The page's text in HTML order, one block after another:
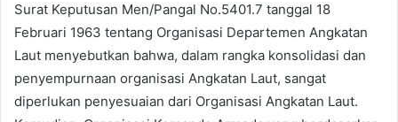
Surat Keputusan Men/Pangal No.5401.7 tanggal 18
Februari 1963 tentang Organisasi Departemen Angkatan
Laut menyebutkan bahwa, dalam rangka konsolidasi dan
penyempurnaan organisasi Angkatan Laut, sangat
diperlukan penyesuaian dari Organisasi Angkatan Laut.